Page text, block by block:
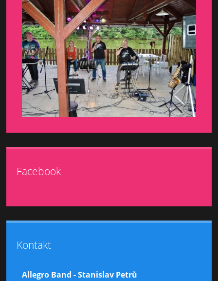
Facebook
Kontakt
Allegro Band - Stanislav Petrů